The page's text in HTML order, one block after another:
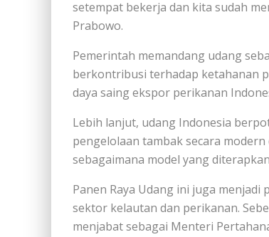
setempat bekerja dan kita sudah
Prabowo.
Pemerintah memandang udang
berkontribusi terhadap ketahanan
daya saing ekspor perikanan
Lebih lanjut, udang Indonesia
pengelolaan tambak secara
sebagaimana model yang
Panen Raya Udang ini juga
sektor kelautan dan perikanan.
menjabat sebagai Menteri